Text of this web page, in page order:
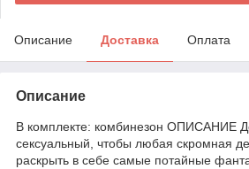
Описание Доставка Оплата
Описание
В комплекте: комбинезон ОПИСАНИЕ
сексуальный, чтобы любая скромная
раскрыть в себе самые потайные